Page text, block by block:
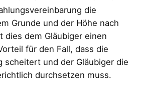
die
Grunde und der Höhe nach
dies dem Gläubiger einen
für den Fall, dass die
scheitert und der Gläubiger die
durchsetzen muss.